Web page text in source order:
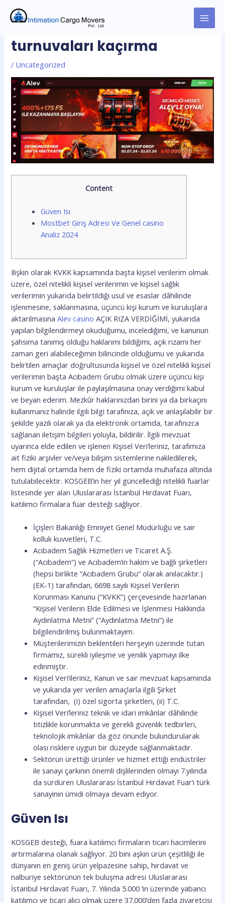
Alev Casino
ile haftalık
turnuvaları kaçırma
/ Uncategorized
Content
Güven Isı
Mostbet Giriş Adresi Ve Genel casino
Analiz 2024
Ilişkin olarak KVKK kapsamında başta kişisel verilerim olmak
üzere, özel nitelikli kişisel verilerimin ve kişisel sağlık
verilerimin yukarıda belirtildiği usul ve esaslar dâhilinde
işlenmesine, saklanmasına, üçüncü kişi kurum ve kuruluşlara
aktarılmasınaAlev casino AÇIK RIZA VERDİĞİMİ, yukarıda
yapılan bilgilendirmeyi okuduğumu, incelediğimi, ve kanunun
şahsıma tanımış olduğu haklarımı bildiğimi, açık rızamı her
zaman geri alabileceğimin bilincinde olduğumu ve yukarıda
belirtilen amaçlar doğrultusunda kişisel ve özel nitelikli kişisel
verilerimin başta Acıbadem Grubu olmak üzere üçüncü kişi
kurum ve kuruluşlar ile paylaşılmasına onay verdiğimi kabul
ve beyan ederim. Mezkûr haklarınızdan birini ya da birkaçını
kullanmanız halinde ilgili bilgi tarafınıza, açık ve anlaşılabilir bir
şekilde yazılı olarak ya da elektronik ortamda, tarafınızca
sağlanan iletişim bilgileri yoluyla, bildirilir. İlgili mevzuat
uyarınca elde edilen ve işlenen Kişisel Veri’leriniz, tarafımıza
ait fiziki arşivler ve/veya bilişim sistemlerine nakledilerek,
hem dijital ortamda hem de fiziki ortamda muhafaza altında
tutulabilecektir. KOSGEB’in her yıl güncellediği nitelikli fuarlar
listesinde yer alan Uluslararası İstanbul Hırdavat Fuarı,
katılımcı firmalara fuar desteği sağlıyor.
İçişleri Bakanlığı Emniyet Genel Müdürlüğü ve sair
kolluk kuvvetleri, T.C.
Acıbadem Sağlık Hizmetleri ve Ticaret A.Ş.
(“Acıbadem”) ve Acıbadem’in hakim ve bağlı şirketleri
(hepsi birlikte “Acıbadem Grubu” olarak anılacaktır.)
(EK-1) tarafından, 6698 sayılı Kişisel Verilerin
Korunması Kanunu (“KVKK”) çerçevesinde hazırlanan
“Kişisel Verilerin Elde Edilmesi ve İşlenmesi Hakkında
Aydınlatma Metni” (“Aydınlatma Metni”) ile
bilgilendirilmiş bulunmaktayım.
Müşterilerimizin beklentileri herşeyin üzerinde tutan
firmamız, sürekli iyileşme ve yenilik yapmayı ilke
edinmiştir.
Kişisel Veri’ileriniz, Kanun ve sair mevzuat kapsamında
ve yukarıda yer verilen amaçlarla ilgili Şirket
tarafından, (i) özel sigorta şirketleri, (ii) T.C.
Kişisel Veri’leriniz teknik ve idari imkânlar dâhilinde
titizlikle korunmakta ve gerekli güvenlik tedbirleri,
teknolojik imkânlar da göz önünde bulundurularak
olası risklere uygun bir düzeyde sağlanmaktadır.
Sektörün ürettiği ürünler ve hizmet ettiği endüstriler
ile sanayi çarkının önemli dişlilerinden olmayı 7.yılında
da sürdüren Uluslararası İstanbul Hırdavat Fuar’ı türk
sanayinin ümidi olmaya devam ediyor.
Güven Isı
KOSGEB desteği, fuara katılımcı firmaların ticari hacimlerini
artırmalarına olanak sağlıyor. 20 bini aşkın ürün çeşitliliği ile
dünyanın en geniş ürün yelpazesine sahip, hırdavat ve
nalburiye sektörünün tek buluşma adresi Uluslararası
İstanbul Hırdavat Fuarı, 7. Yılında 5.000 ‘in üzerinde yabancı
katılımcı ve ticari alıcı olmak üzere 37.000’den fazla ziyaretçisi